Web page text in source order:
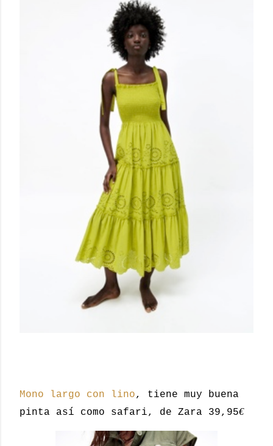
Mono largo con lino, tiene muy buena
pinta así como safari, de Zara 39,95€